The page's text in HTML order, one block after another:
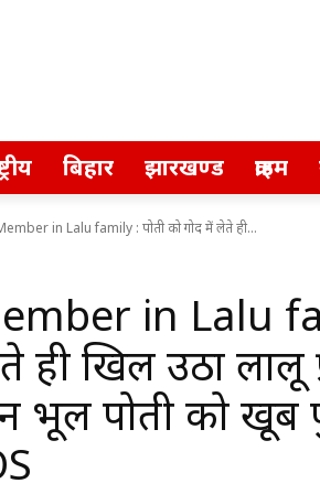
बिहार झारखण्ड क्राइम
in Lalu family : पोती को गोद में लेते ही...
in Lalu
ही खिल उठा लालू
भूल पोती को खूब